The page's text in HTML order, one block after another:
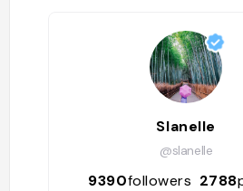
Slanelle
@slanelle
9390followers 2788